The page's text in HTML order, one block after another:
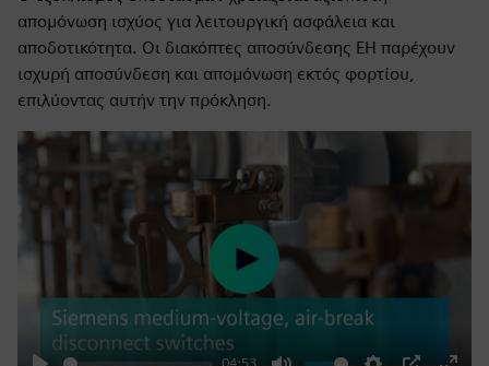
απομόνωση ισχύος για λειτουργική ασφάλεια και
αποδοτικότητα. Οι διακόπτες αποσύνδεσης EH παρέχουν
ισχυρή αποσύνδεση και απομόνωση εκτός φορτίου,
επιλύοντας αυτήν την πρόκληση.
Play